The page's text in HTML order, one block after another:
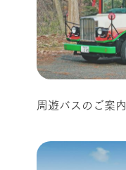
周遊バスのご案内